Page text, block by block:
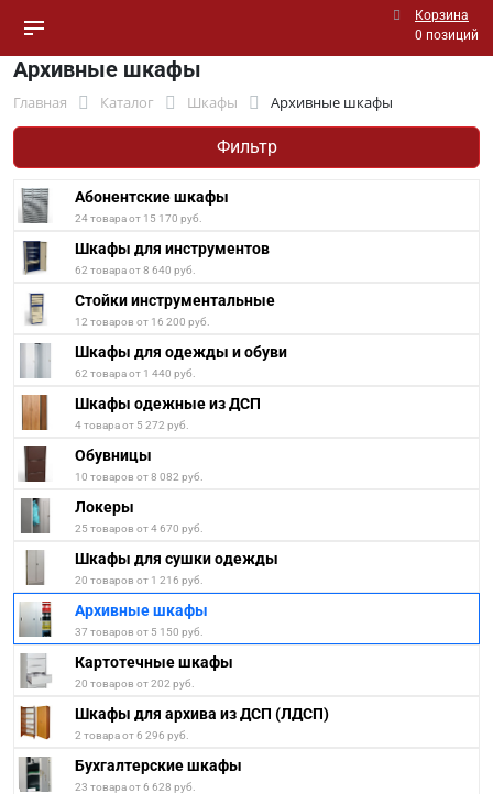
Корзина
0 позиций
Архивные шкафы
Главная Каталог Шкафы Архивные шкафы
Фильтр
Абонентские шкафы
24 товара от 15 170 руб.
Шкафы для инструментов
62 товара от 8 640 руб.
Стойки инструментальные
12 товаров от 16 200 руб.
Шкафы для одежды и обуви
62 товара от 1 440 руб.
Шкафы одежные из ДСП
4 товара от 5 272 руб.
Обувницы
10 товаров от 8 082 руб.
Локеры
25 товаров от 4 670 руб.
Шкафы для сушки одежды
20 товаров от 1 216 руб.
Архивные шкафы
37 товаров от 5 150 руб.
Картотечные шкафы
20 товаров от 202 руб.
Шкафы для архива из ДСП (ЛДСП)
2 товара от 6 296 руб.
Бухгалтерские шкафы
23 товара от 6 628 руб.